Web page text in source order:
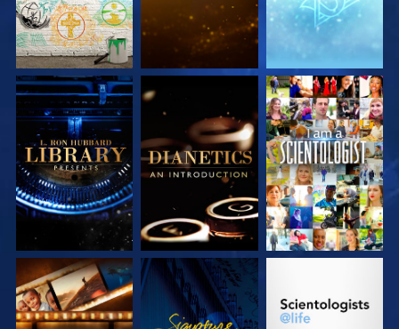
VERKEN DE SERIE VERKEN DE SERIE KIJK
VERKEN DE SERIE KIJK VERKEN DE SERIE